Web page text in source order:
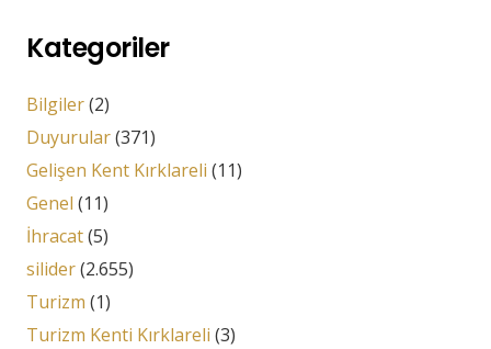
Kategoriler
Bilgiler(2)
Duyurular(371)
Gelişen Kent Kırklareli (11)
Genel (11)
İhracat(5)
silider(2.655)
Turizm (1)
Turizm Kenti Kırklareli (3)